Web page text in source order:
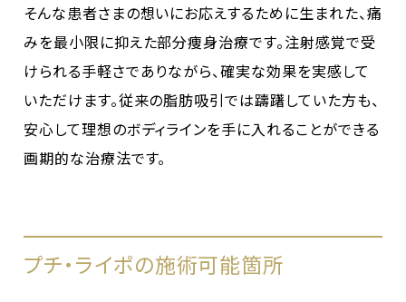
そんな患者さまの想いにお応えするために生まれた、痛
みを最小限に抑えた部分痩身治療です。注射感覚で受
けられる手軽さでありながら、確実な効果を実感して
いただけます。従来の脂肪吸引では躊躇していた方も、
安心して理想のボディラインを手に入れることができる
画期的な治療法です。
プチ・ライポの施術可能箇所